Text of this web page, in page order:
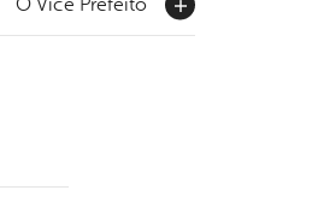
O Vice Prefeito